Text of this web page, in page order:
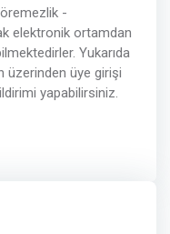
-
elektronik ortamdan
Yukarıda
üzerinden üye girişi
yapabilirsiniz.